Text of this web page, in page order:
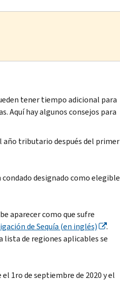
tener tiempo adicional para
Aquí hay algunos consejos para
año tributario después del primer
designado como elegible
aparecer como que sufre
de Sequía (en inglés)
.
lista de regiones aplicables se
1ro de septiembre de 2020 y el